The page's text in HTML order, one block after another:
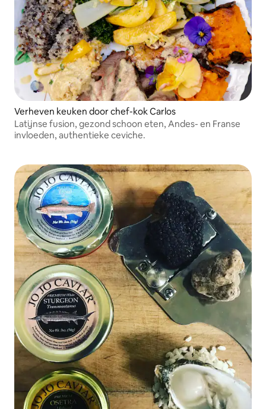
Verheven keuken door chef-kok Carlos
Latijnse fusion, gezond schoon eten, Andes- en Franse
invloeden, authentieke ceviche.